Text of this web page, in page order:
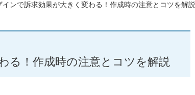
インで訴求効果が大きく変わる！作成時の注意とコツを解説
る！作成時の注意とコツを解説